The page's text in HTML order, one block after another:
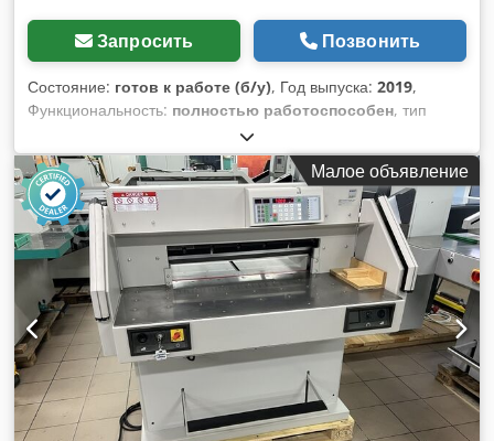
Запросить Позвонить
Состояние: готов к работе (б/у), Год выпуска: 2019,
Функциональность: полностью работоспособен, тип
, входной ток:
напряжение:400 V, входная частота:60 Гц, Мы
предлагаем к продаже готовый к использованию
плоттерный режущий станок Summa F1612-1, год выпуска
2019. Модель: F1612-1 Серийный номер: 101708-14001
Djdpfszrtfhsx An Hock Напряжение питания: 208/230/400 В
переменного тока Фазы: 3 Частота: 50/60 Гц Ток: 30/15/15
А Страна-производитель: Бельгия Программное
обеспечение не входит в комплект поставки. Если у вас
возникнут какие-либо вопросы или вам потребуется
дополнительная информация, пожалуйста, свяжитесь с
нами.
Малое объявление